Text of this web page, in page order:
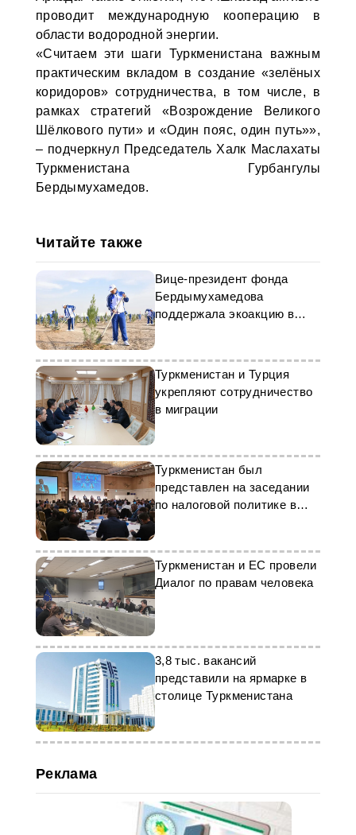
проводит международную кооперацию в
области водородной энергии.
«Считаем эти шаги Туркменистана важным
практическим вкладом в создание «зелёных
коридоров» сотрудничества, в том числе, в
рамках стратегий «Возрождение Великого
Шёлкового пути» и «Один пояс, один путь»»,
– подчеркнул Председатель Халк Маслахаты
Туркменистана Гурбангулы
Бердымухамедов.
Читайте также
Вице-президент фонда
Бердымухамедова
поддержала экоакцию в
Аркадаге
Туркменистан и Турция
укрепляют сотрудничество
в миграции
Туркменистан был
представлен на заседании
по налоговой политике в
Токио
Туркменистан и ЕС провели
Диалог по правам человека
3,8 тыс. вакансий
представили на ярмарке в
столице Туркменистана
Реклама